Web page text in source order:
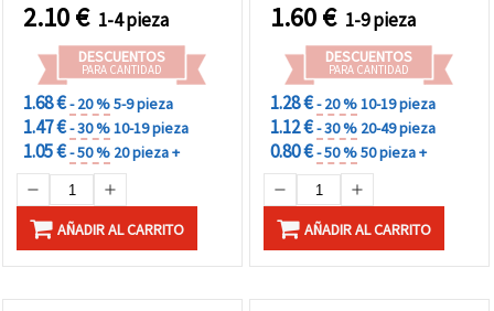
Manualidades, 15 ml
2.10€ 1-4 pieza
DESCUENTOS
PARA CANTIDAD
1.68 €- 20 %5-9 pieza
1.47 €- 30 %10-19 pieza
1.05 €- 50 % 20 pieza +
AÑADIR AL CARRITO
1.60€ 1-9 pieza
DESCUENTOS
PARA CANTIDAD
1.28 €- 20 %10-19 pieza
1.12 €- 30 % 20-49 pieza
0.80 €- 50 %50 pieza +
AÑADIR AL CARRITO